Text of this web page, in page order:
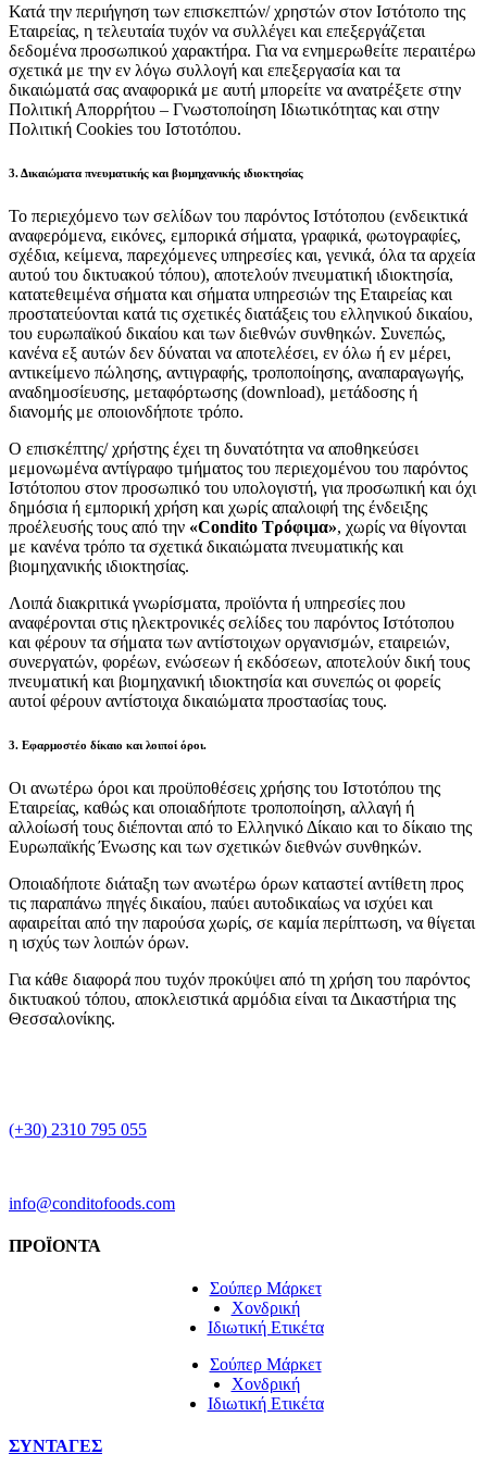
Κατά την περιήγηση των επισκεπτών/ χρηστών στον Ιστότοπο της
Εταιρείας, η τελευταία τυχόν να συλλέγει και επεξεργάζεται
δεδομένα προσωπικού χαρακτήρα. Για να ενημερωθείτε περαιτέρω
σχετικά με την εν λόγω συλλογή και επεξεργασία και τα
δικαιώματά σας αναφορικά με αυτή μπορείτε να ανατρέξετε στην
Πολιτική Απορρήτου – Γνωστοποίηση Ιδιωτικότητας και στην
Πολιτική Cookies του Ιστοτόπου.
3. Δικαιώματα πνευματικής και βιομηχανικής ιδιοκτησίας
Το περιεχόμενο των σελίδων του παρόντος Ιστότοπου (ενδεικτικά
αναφερόμενα, εικόνες, εμπορικά σήματα, γραφικά, φωτογραφίες,
σχέδια, κείμενα, παρεχόμενες υπηρεσίες και, γενικά, όλα τα αρχεία
αυτού του δικτυακού τόπου), αποτελούν πνευματική ιδιοκτησία,
κατατεθειμένα σήματα και σήματα υπηρεσιών της Εταιρείας και
προστατεύονται κατά τις σχετικές διατάξεις του ελληνικού δικαίου,
του ευρωπαϊκού δικαίου και των διεθνών συνθηκών. Συνεπώς,
κανένα εξ αυτών δεν δύναται να αποτελέσει, εν όλω ή εν μέρει,
αντικείμενο πώλησης, αντιγραφής, τροποποίησης, αναπαραγωγής,
αναδημοσίευσης, μεταφόρτωσης (download), μετάδοσης ή
διανομής με οποιονδήποτε τρόπο.
Ο επισκέπτης/ χρήστης έχει τη δυνατότητα να αποθηκεύσει
μεμονωμένα αντίγραφο τμήματος του περιεχομένου του παρόντος
Ιστότοπου στον προσωπικό του υπολογιστή, για προσωπική και όχι
δημόσια ή εμπορική χρήση και χωρίς απαλοιφή της ένδειξης
προέλευσής τους από την «Condito Τρόφιμα», χωρίς να θίγονται
με κανένα τρόπο τα σχετικά δικαιώματα πνευματικής και
βιομηχανικής ιδιοκτησίας.
Λοιπά διακριτικά γνωρίσματα, προϊόντα ή υπηρεσίες που
αναφέρονται στις ηλεκτρονικές σελίδες του παρόντος Ιστότοπου
και φέρουν τα σήματα των αντίστοιχων οργανισμών, εταιρειών,
συνεργατών, φορέων, ενώσεων ή εκδόσεων, αποτελούν δική τους
πνευματική και βιομηχανική ιδιοκτησία και συνεπώς οι φορείς
αυτοί φέρουν αντίστοιχα δικαιώματα προστασίας τους.
3. Εφαρμοστέο δίκαιο και λοιποί όροι.
Οι ανωτέρω όροι και προϋποθέσεις χρήσης του Ιστοτόπου της
Εταιρείας, καθώς και οποιαδήποτε τροποποίηση, αλλαγή ή
αλλοίωσή τους διέπονται από το Ελληνικό Δίκαιο και το δίκαιο της
Ευρωπαϊκής Ένωσης και των σχετικών διεθνών συνθηκών.
Οποιαδήποτε διάταξη των ανωτέρω όρων καταστεί αντίθετη προς
τις παραπάνω πηγές δικαίου, παύει αυτοδικαίως να ισχύει και
αφαιρείται από την παρούσα χωρίς, σε καμία περίπτωση, να θίγεται
η ισχύς των λοιπών όρων.
Για κάθε διαφορά που τυχόν προκύψει από τη χρήση του παρόντος
δικτυακού τόπου, αποκλειστικά αρμόδια είναι τα Δικαστήρια της
Θεσσαλονίκης.
(+30) 2310 795 055
info@conditofoods.com
ΠΡΟΪΟΝΤΑ
Σούπερ Μάρκετ
Χονδρική
Ιδιωτική Ετικέτα
Σούπερ Μάρκετ
Χονδρική
Ιδιωτική Ετικέτα
ΣΥΝΤΑΓΕΣ